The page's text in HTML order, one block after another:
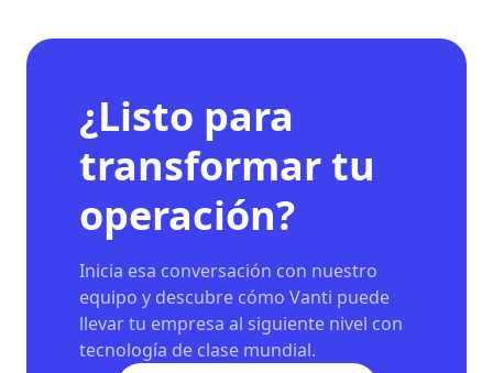
¿Listo para
transformar tu
operación?
Inicia esa conversación con nuestro
equipo y descubre cómo Vanti puede
llevar tu empresa al siguiente nivel con
tecnología de clase mundial.